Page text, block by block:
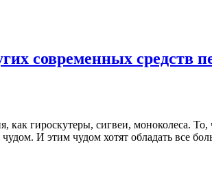
современных средств
гироскутеры, сигвеи, моноколеса. То,
И этим чудом хотят обладать все